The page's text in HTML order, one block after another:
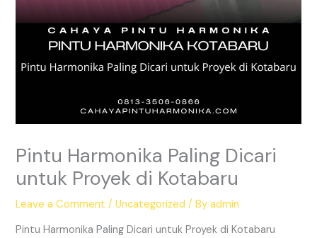
Pintu Harmonika Paling Dicari
untuk Proyek di Kotabaru
Leave a Comment /Uncategorized / Byadmin
Pintu Harmonika Paling Dicari untuk Proyek di Kotabaru